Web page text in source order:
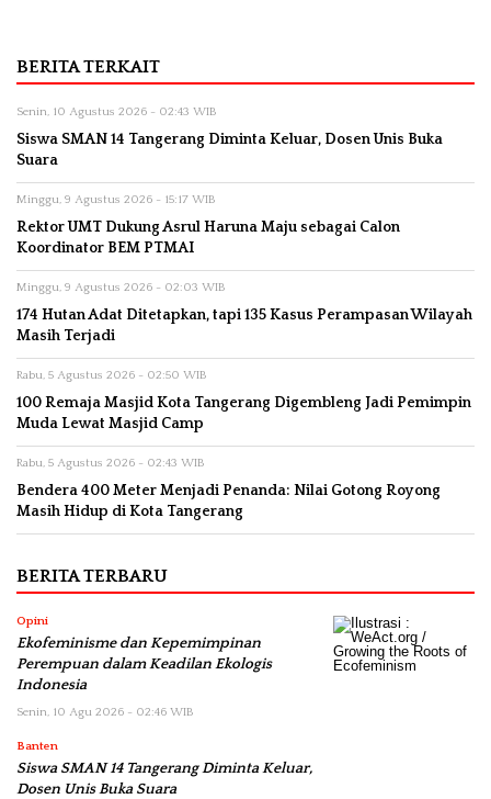
BERITA TERKAIT
Senin, 10 Agustus 2026 - 02:43 WIB
Siswa SMAN 14 Tangerang Diminta Keluar, Dosen Unis Buka
Suara
Minggu, 9 Agustus 2026 - 15:17 WIB
Rektor UMT Dukung Asrul Haruna Maju sebagai Calon
Koordinator BEM PTMAI
Minggu, 9 Agustus 2026 - 02:03 WIB
174 Hutan Adat Ditetapkan, tapi 135 Kasus Perampasan Wilayah
Masih Terjadi
Rabu, 5 Agustus 2026 - 02:50 WIB
100 Remaja Masjid Kota Tangerang Digembleng Jadi Pemimpin
Muda Lewat Masjid Camp
Rabu, 5 Agustus 2026 - 02:43 WIB
Bendera 400 Meter Menjadi Penanda: Nilai Gotong Royong
Masih Hidup di Kota Tangerang
BERITA TERBARU
Opini
Ekofeminisme dan Kepemimpinan
Perempuan dalam Keadilan Ekologis
Indonesia
Senin, 10 Agu 2026 - 02:46 WIB
Banten
Siswa SMAN 14 Tangerang Diminta Keluar,
Dosen Unis Buka Suara